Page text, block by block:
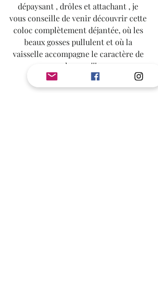
dépaysant , drôles et attachant , je
vous conseille de venir découvrir cette
coloc complètement déjantée, où les
beaux gosses pullulent et où la
vaisselle accompagne le caractère de
chacun  !!!